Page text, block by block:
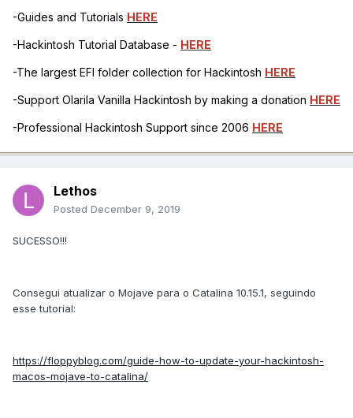
-Guides and Tutorials HERE
-Hackintosh Tutorial Database - HERE
-The largest EFI folder collection for Hackintosh HERE
-Support Olarila Vanilla Hackintosh by making a donation HERE
-Professional Hackintosh Support since 2006 HERE
Lethos
Posted December 9, 2019
SUCESSO!!!
Consegui atualizar o Mojave para o Catalina 10.15.1, seguindo
esse tutorial:
https://floppyblog.com/guide-how-to-update-your-hackintosh-
macos-mojave-to-catalina/